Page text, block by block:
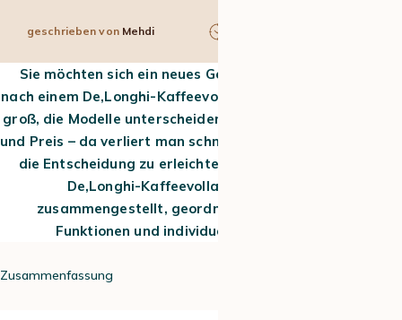
geschrieben von Mehdi
Sie möchten sich ein neues Gerät
nach einem De‚Longhi-Kaffeevollautomat
groß, die Modelle unterscheiden sich stark in Ausstattung
und Preis – da verliert man schnell den Überblick. Um Ihnen
die Entscheidung zu erleichtern, haben wir die besten
De‚Longhi-Kaffeevollautomaten
zusammengestellt, geordnet nach Preisklassen,
Funktionen und individuellen Bedürfnissen
Zusammenfassung